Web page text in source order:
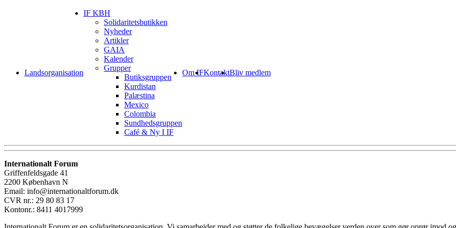
Landsorganisation
IF KBH
Solidaritetsbutikken
Nyheder
Artikler
GAIA
Kalender
Grupper
Butiksgruppen
Kurdistan
Palæstina
Mexico
Colombia
Sundhedsgruppen
Café & Ny I IF
Om IFKontaktBliv medlem
Internationalt Forum
Griffenfeldsgade 41
2200 København N
Email: info@internationaltforum.dk
CVR nr.: 29 80 83 17
Kontonr.: 8411 4017999